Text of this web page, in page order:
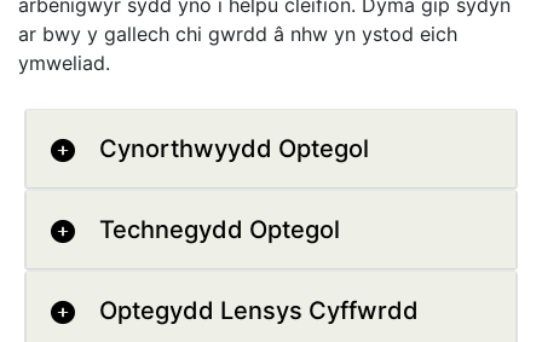
arbenigwyr sydd yno i helpu cleifion. Dyma gip sydyn
ar bwy y gallech chi gwrdd â nhw yn ystod eich
ymweliad.
Cynorthwyydd Optegol
Technegydd Optegol
Optegydd Lensys Cyffwrdd